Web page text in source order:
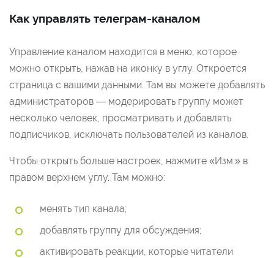
Как управлять телеграм-каналом
Управление каналом находится в меню, которое
можно открыть, нажав на иконку в углу. Откроется
страница с вашими данными. Там вы можете добавлять
администраторов — модерировать группу может
несколько человек, просматривать и добавлять
подписчиков, исключать пользователей из каналов.
Чтобы открыть больше настроек, нажмите «Изм.» в
правом верхнем углу. Там можно:
менять тип канала;
добавлять группу для обсуждения;
активировать реакции, которые читатели